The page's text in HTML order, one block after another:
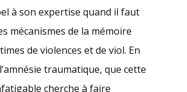
à son expertise quand il faut
mécanismes de la mémoire
de violences et de viol. En
traumatique, que cette
cherche à faire